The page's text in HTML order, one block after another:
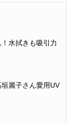
水拭きも吸引力
垣麗子さん愛用UV